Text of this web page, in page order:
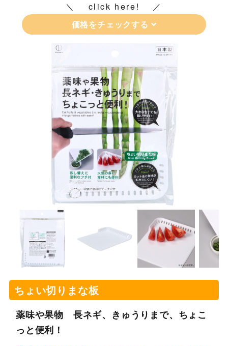
click here!
価格をチェックする
ちょい切りまな板
薬味や果物 長ネギ、きゅうりまで、ちょこ
っと便利！